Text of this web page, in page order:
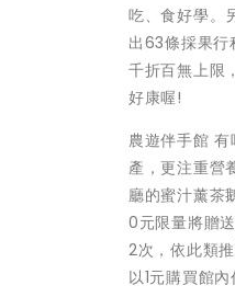
吃、食好學。
出63條採果
千折百無上限
好康喔!
農遊伴手館
產，更注重營
廳的蜜汁薰茶
0元限量將贈
2次，依此類
以1元購買館